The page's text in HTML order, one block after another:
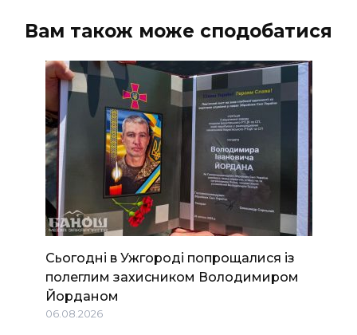
Вам також може сподобатися
Сьогодні в Ужгороді попрощалися із
полеглим захисником Володимиром
Йорданом
06.08.2026